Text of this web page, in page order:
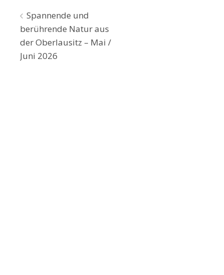
Beitragsnavigation
Spannende und
berührende Natur aus
der Oberlausitz – Mai /
Juni 2026